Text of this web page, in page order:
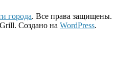
города. Все права защищены.
Создано на WordPress.